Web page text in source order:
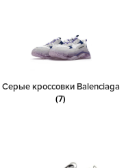
Серые кроссовки Balenciaga
(7)